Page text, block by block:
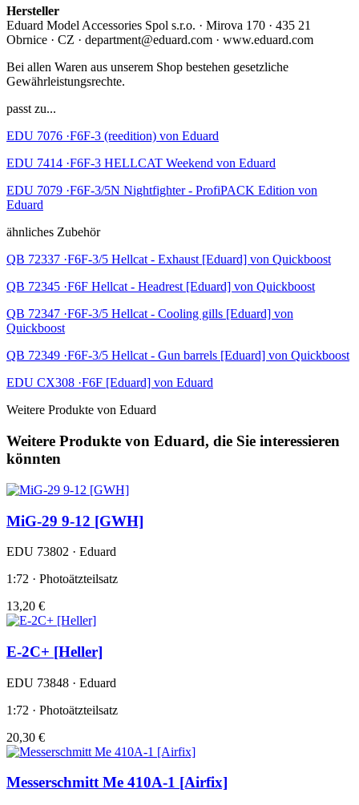
Hersteller
Eduard Model Accessories Spol s.r.o. · Mirova 170 · 435 21
Obrnice · CZ · department@eduard.com · www.eduard.com
Bei allen Waren aus unserem Shop bestehen gesetzliche
Gewährleistungsrechte.
passt zu...
EDU 7076 ·F6F-3 (reedition) von Eduard
EDU 7414 ·F6F-3 HELLCAT Weekend von Eduard
EDU 7079 ·F6F-3/5N Nightfighter - ProfiPACK Edition von
Eduard
ähnliches Zubehör
QB 72337 ·F6F-3/5 Hellcat - Exhaust [Eduard] von Quickboost
QB 72345 ·F6F Hellcat - Headrest [Eduard] von Quickboost
QB 72347 ·F6F-3/5 Hellcat - Cooling gills [Eduard] von
Quickboost
QB 72349 ·F6F-3/5 Hellcat - Gun barrels [Eduard] von Quickboost
EDU CX308 ·F6F [Eduard] von Eduard
Weitere Produkte von Eduard
Weitere Produkte von Eduard, die Sie interessieren
könnten
MiG-29 9-12 [GWH]
EDU 73802 · Eduard
1:72 · Photoätzteilsatz
13,20 €
E-2C+ [Heller]
EDU 73848 · Eduard
1:72 · Photoätzteilsatz
20,30 €
Messerschmitt Me 410A-1 [Airfix]